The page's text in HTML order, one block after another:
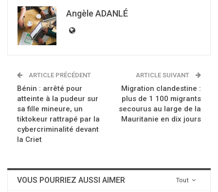
Angèle ADANLÉ
ARTICLE PRÉCÉDENT
Bénin : arrêté pour
atteinte à la pudeur sur
sa fille mineure, un
tiktokeur rattrapé par la
cybercriminalité devant
la Criet
ARTICLE SUIVANT
Migration clandestine :
plus de 1 100 migrants
secourus au large de la
Mauritanie en dix jours
Tout
VOUS POURRIEZ AUSSI AIMER